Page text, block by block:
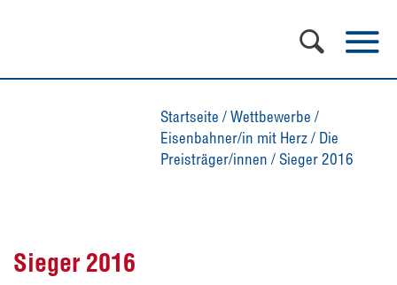
Startseite /Wettbewerbe /
Eisenbahner/in mit Herz/ Die
Preisträger/innen /Sieger 2016
Sieger 2016